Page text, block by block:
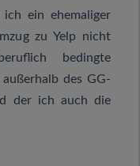
ein ehemaliger
zu Yelp nicht
bedingte
des GG-
der ich auch die